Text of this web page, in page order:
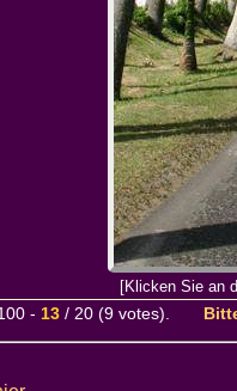
[Klicken Sie an
- 13 / 20 (9 votes).